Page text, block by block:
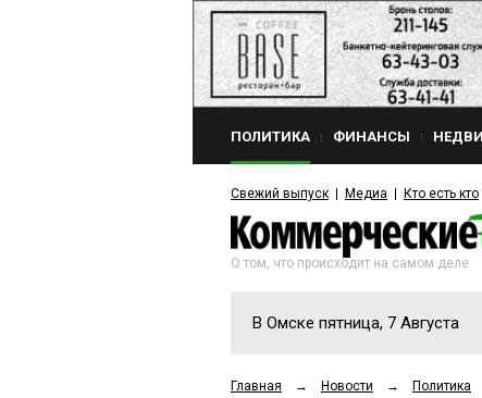
ПОЛИТИКА ФИНАНСЫ
Свежий выпуск Медиа Кто есть кто
О том, что происходит на самом деле
В Омске пятница, 7 Августа
Главная → Новости → Политика